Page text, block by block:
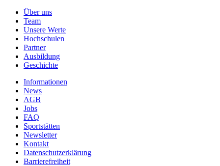
Über uns
Team
Unsere Werte
Hochschulen
Partner
Ausbildung
Geschichte
Informationen
News
AGB
Jobs
FAQ
Sportstätten
Newsletter
Kontakt
Datenschutzerklärung
Barrierefreiheit